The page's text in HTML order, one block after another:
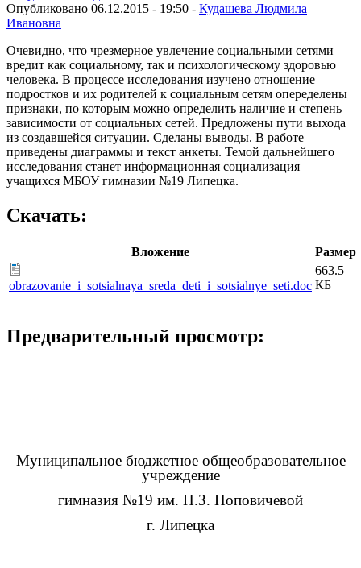
Опубликовано 06.12.2015 - 19:50 - Кудашева Людмила
Ивановна
Очевидно, что чрезмерное увлечение социальными сетями
вредит как социальному, так и психологическому здоровью
человека. В процессе исследования изучено отношение
подростков и их родителей к социальным сетям опеределены
признаки, по которым можно определить наличие и степень
зависимости от социальных сетей. Предложены пути выхода
из создавшейся ситуации. Сделаны выводы. В работе
приведены диаграммы и текст анкеты. Темой дальнейшего
исследования станет информационная социализация
учащихся МБОУ гимназии №19 Липецка.
Скачать:
Вложение Размер
obrazovanie_i_sotsialnaya_sreda_deti_i_sotsialnye_seti.doc
663.5
КБ
Предварительный просмотр:
Муниципальное бюджетное общеобразовательное
учреждение
гимназия №19 им. Н.З. Поповичевой
г. Липецка